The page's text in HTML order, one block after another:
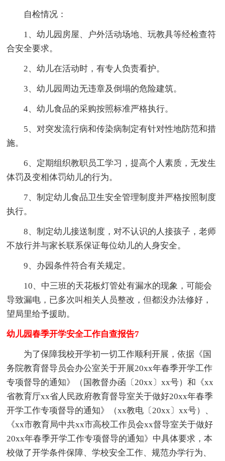
自检情况：
1、幼儿园房屋、户外活动场地、玩教具等经检查符
合安全要求。
2、幼儿在活动时，有专人负责看护。
3、幼儿园周边无违章及倒塌的危险建筑。
4、幼儿食品的采购按照标准严格执行。
5、对突发流行病和传染病制定有针对性地防范和措
施。
6、定期组织教职员工学习，提高个人素质，无发生
体罚及变相体罚幼儿的行为。
7、制定幼儿食品卫生安全管理制度并严格按照制度
执行。
8、制定幼儿接送制度，对不认识的人接孩子，老师
不放行并与家长联系保证每位幼儿的人身安全。
9、办园条件符合有关规定。
10、中三班的天花板灯管处有漏水的现象，可能会
导致漏电，已多次叫相关人员整改，但都没办法修好，
望局里给予援助。
幼儿园春季开学安全工作自查报告7
为了保障我校开学初一切工作顺利开展，依据《国
务院教育督导员会办公室关于开展20xx年春季开学工作
专项督导的通知》（国教督办函〔20xx〕xx号）和《xx
省教育厅xx省人民政府教育督导室关于做好20xx年春季
开学工作专项督导的通知》（xx教电〔20xx〕xx号）、
《xx市教育局中共xx市高校工作员会xx督导室关于做好
20xx年春季开学工作专项督导的通知》中具体要求，本
校做了开学条件保障、学校安全工作、规范办学行为、